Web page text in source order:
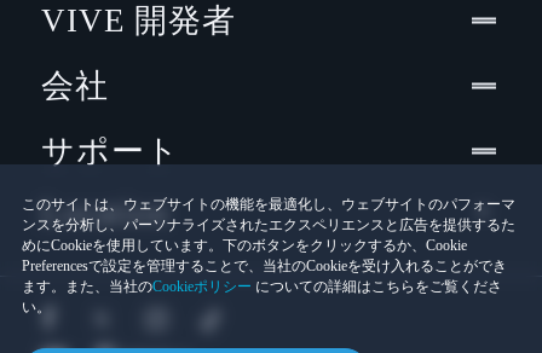
このサイトは、ウェブサイトの機能を最適化し、ウェブサイトのパフォーマ
ンスを分析し、パーソナライズされたエクスペリエンスと広告を提供するた
めにCookieを使用しています。下のボタンをクリックするか、Cookie
Preferencesで設定を管理することで、当社のCookieを受け入れることができ
ます。また、当社のCookieポリシー についての詳細はこちらをご覧くださ
い。
VIVE 開発者
会社
サポート
Location